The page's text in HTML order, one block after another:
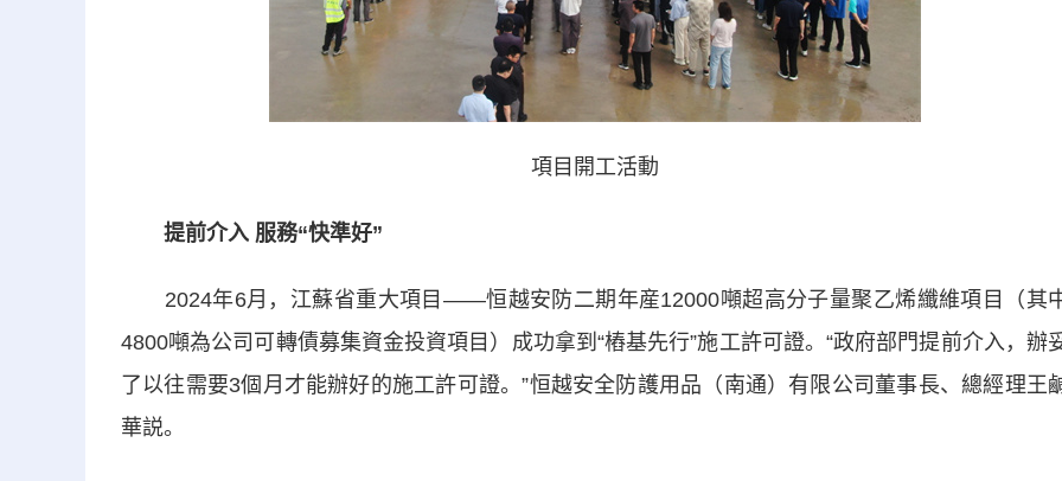
項目開工活動
提前介入 服務“快準好”
2024年6月，江蘇省重大項目——恒越安防二期年産12000噸超高分子量聚乙烯纖維項目（其
4800噸為公司可轉債募集資金投資項目）成功拿到“樁基先行”施工許可證。“政府部門提前介入，辦
了以往需要3個月才能辦好的施工許可證。”恒越安全防護用品（南通）有限公司董事長、總經理王
華説。